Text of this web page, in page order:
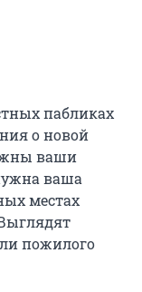
пабликах
о новой
ваши
ваша
местах
пожилого